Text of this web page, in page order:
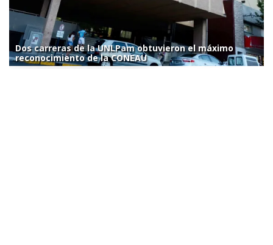
Dos carreras de la UNLPam obtuvieron el máximo
reconocimiento de la CONEAU